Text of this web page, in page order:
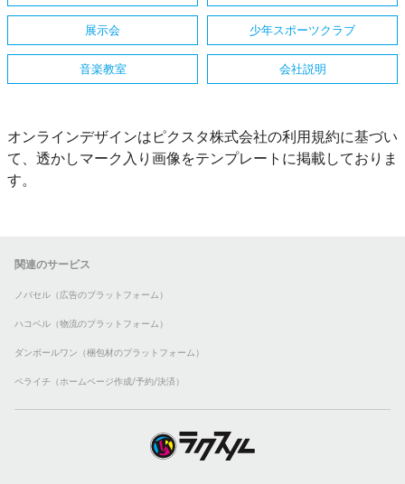
展示会 少年スポーツクラブ
音楽教室 会社説明
オンラインデザインはピクスタ株式会社の利用規約に基づい
て、透かしマーク入り画像をテンプレートに掲載しておりま
す。
関連のサービス
ノバセル（広告のプラットフォーム）
ハコベル（物流のプラットフォーム）
ダンボールワン（梱包材のプラットフォーム）
ペライチ（ホームページ作成/予約/決済）